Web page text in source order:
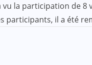
vu la participation de 8
participants, il a été